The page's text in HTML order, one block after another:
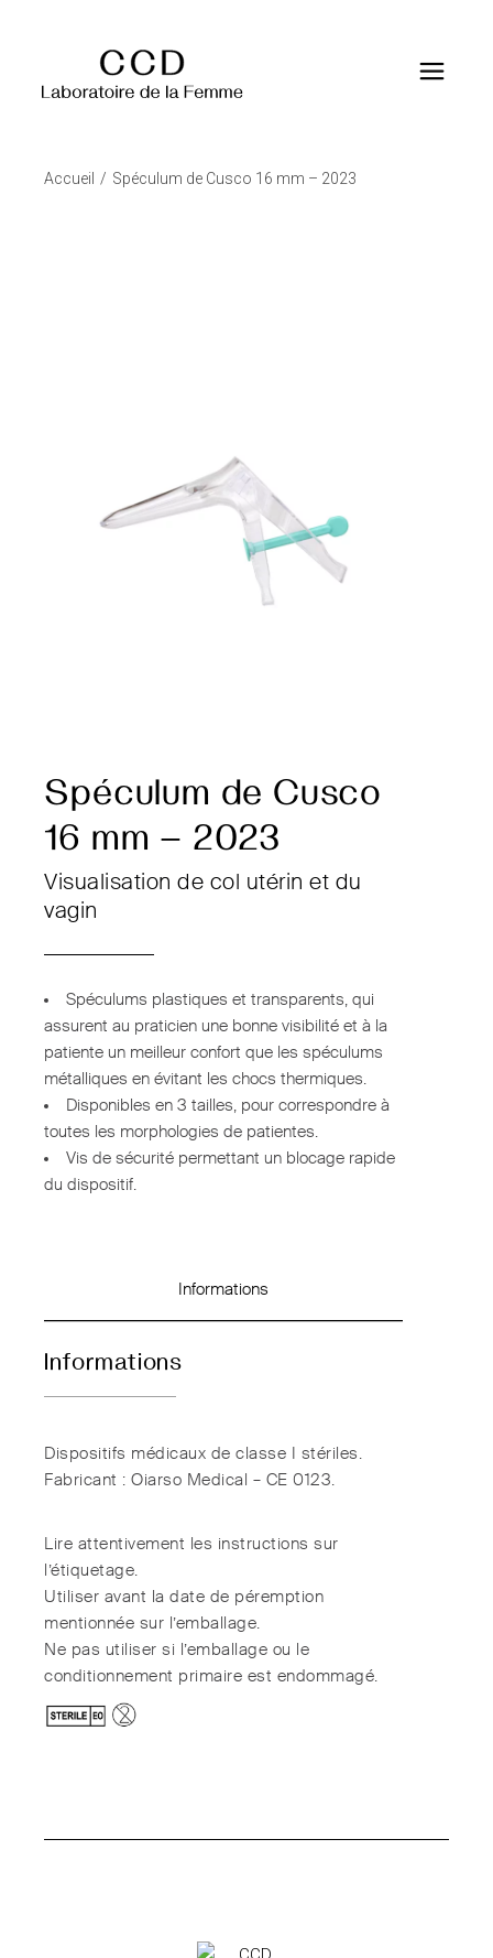
Accueil Spéculum de Cusco 16 mm – 2023
Spéculum de Cusco
16 mm – 2023
Visualisation de col utérin et du
vagin
Spéculums plastiques et transparents, qui
assurent au praticien une bonne visibilité et à la
patiente un meilleur confort que les spéculums
métalliques en évitant les chocs thermiques.
Disponibles en 3 tailles, pour correspondre à
toutes les morphologies de patientes.
Vis de sécurité permettant un blocage rapide
du dispositif.
Informations
Informations
Dispositifs médicaux de classe I stériles.
Fabricant : Oiarso Medical – CE 0123.
Lire attentivement les instructions sur
l’étiquetage.
Utiliser avant la date de péremption
mentionnée sur l’emballage.
Ne pas utiliser si l’emballage ou le
conditionnement primaire est endommagé.